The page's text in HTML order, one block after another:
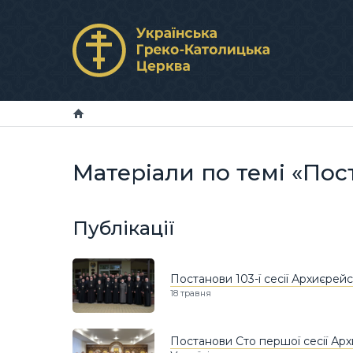
Матеріали по темі
Публікації
Постанови 103-ї сесії
18 травня
Постанови Сто першої сесії